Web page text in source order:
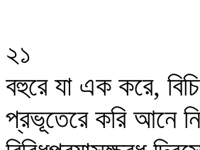
২১
বহুরে যা এক করে,
প্রভূতেরে করি আনে